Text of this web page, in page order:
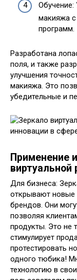
Обучение:
макияжа
программ.
Разработана
поля, и также
улучшения
макияжа. Это
убедительные и
Применение
виртуальной
Для бизнеса:
открывают новые
брендов. Они
позволяя
продукты. Это не
стимулирует
протестировать
одного тюбика!
технологию в